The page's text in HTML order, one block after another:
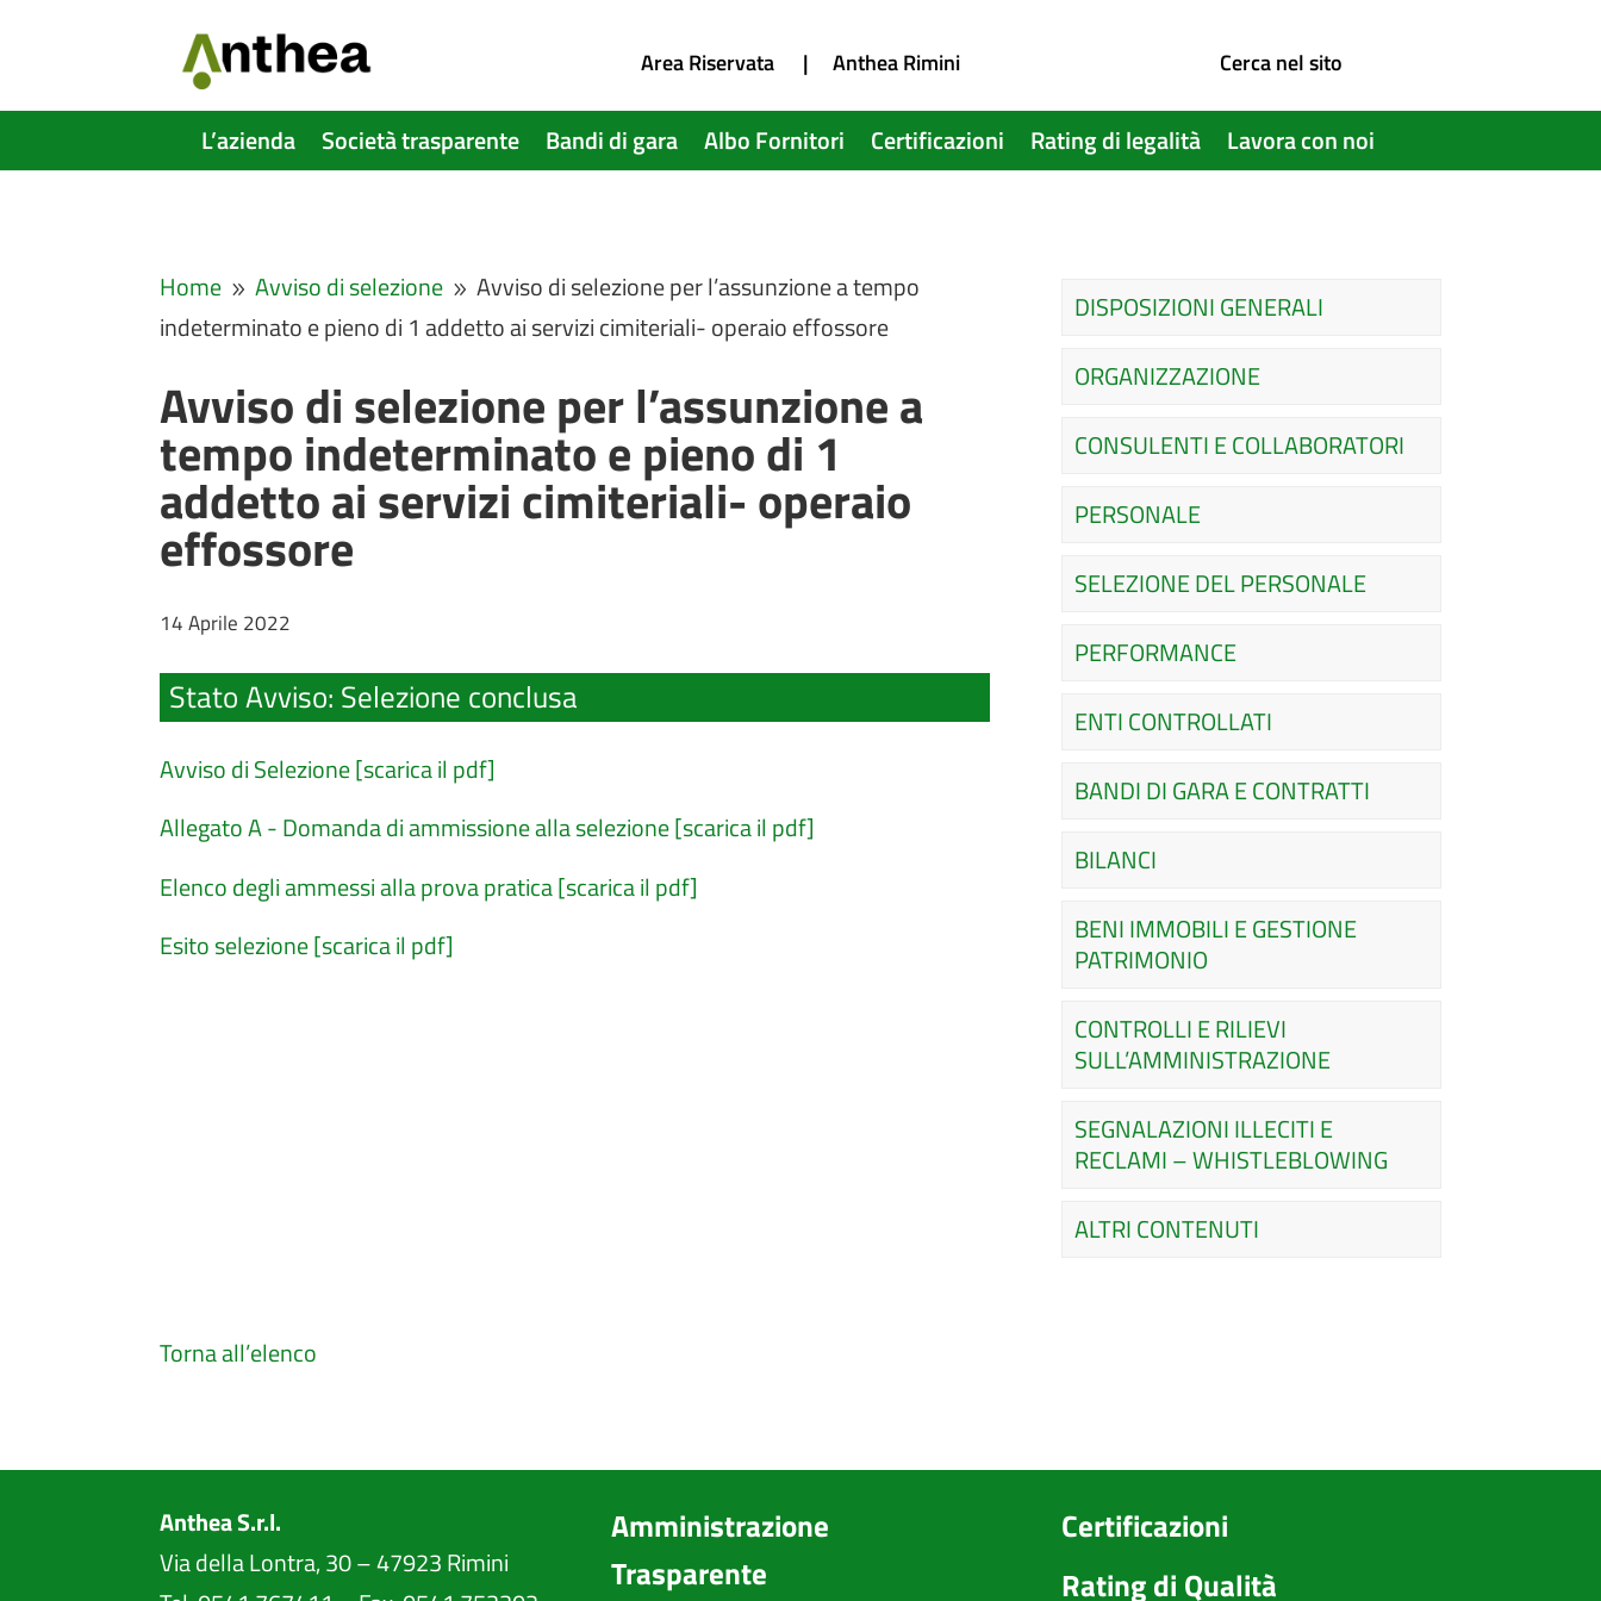
Area Riservata | Anthea Rimini Cerca nel sito
L’azienda Società trasparente Bandi di gara Albo Fornitori Certificazioni Rating di legalità Lavora con noi
Home 9 Avviso di selezione 9 Avviso di selezione per l’assunzione a tempo
indeterminato e pieno di 1 addetto ai servizi cimiteriali- operaio effossore
Avviso di selezione per l’assunzione a
tempo indeterminato e pieno di 1
addetto ai servizi cimiteriali- operaio
effossore
14 Aprile 2022
Stato Avviso: Selezione conclusa
Avviso di Selezione [scarica il pdf]
Allegato A - Domanda di ammissione alla selezione [scarica il pdf]
Elenco degli ammessi alla prova pratica [scarica il pdf]
Esito selezione [scarica il pdf]
DISPOSIZIONI GENERALI
ORGANIZZAZIONE
CONSULENTI E COLLABORATORI
PERSONALE
SELEZIONE DEL PERSONALE
PERFORMANCE
ENTI CONTROLLATI
BANDI DI GARA E CONTRATTI
BILANCI
BENI IMMOBILI E GESTIONE
PATRIMONIO
CONTROLLI E RILIEVI
SULL’AMMINISTRAZIONE
SEGNALAZIONI ILLECITI E
RECLAMI – WHISTLEBLOWING
ALTRI CONTENUTI
Torna all’elenco
Anthea S.r.l.
Via della Lontra, 30 – 47923 Rimini
Amministrazione
Trasparente
Certificazioni
Rating di Qualità